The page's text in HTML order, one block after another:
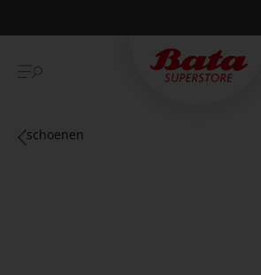
€10,- korting eerste online aankoop
schoenen